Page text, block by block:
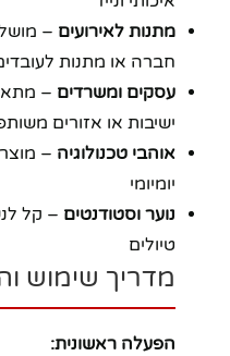
מתנות לאירועים –
חברה או מתנות
עסקים ומשרדים –
ישיבות או אזורים
אוהבי טכנולוגיה –
יומיומי
נוער וסטודנטים – קל
טיולים
מדריך שימוש
הפעלה ראשונית: